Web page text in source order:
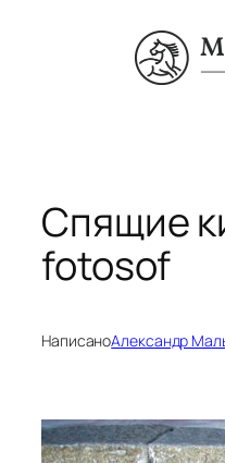
содержимому
Спящие
fotosof
НаписаноАлександр